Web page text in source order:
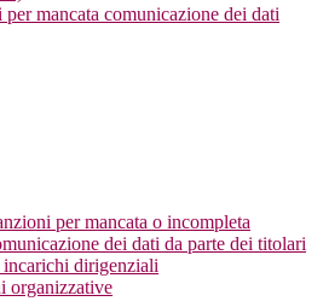
per mancata comunicazione dei dati
per mancata o incompleta
dei dati da parte dei titolari
dirigenziali
organizzative